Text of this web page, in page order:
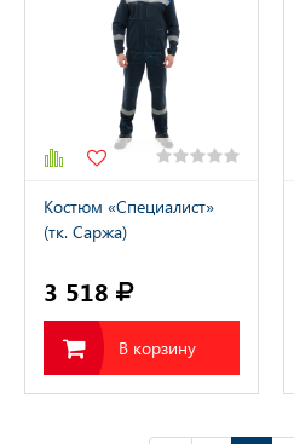
Костюм «Специалист»
(тк. Саржа)
3 518
В корзину